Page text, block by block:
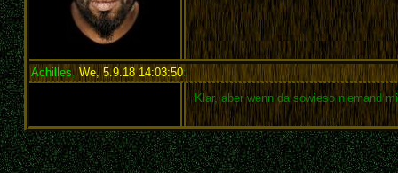
Achilles ,We, 5.9.18 14:03:50:
Klar, aber wenn da sowieso niemand